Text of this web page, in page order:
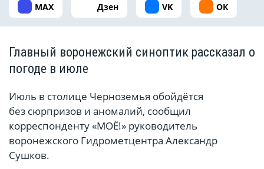
MAX Дзен VK ОК
Главный воронежский синоптик рассказал о
погоде в июле
Июль в столице Черноземья обойдётся
без сюрпризов и аномалий, сообщил
корреспонденту «МОЁ!» руководитель
воронежского Гидрометцентра Александр
Сушков.